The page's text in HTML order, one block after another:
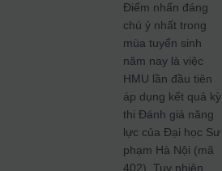
Điểm nhấn đáng
chú ý nhất trong
mùa tuyển sinh
năm nay là việc
HMU lần đầu tiên
áp dụng kết quả kỳ
thi Đánh giá năng
lực của Đại học Sư
phạm Hà Nội (mã
402). Tuy nhiên,